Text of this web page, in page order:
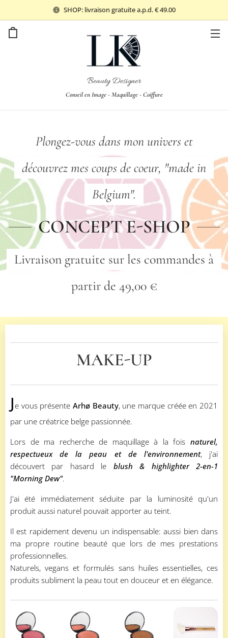
SHOP: livraison gratuite a.p.d. € 49.00
Beauty Designer
Conseil en Image - Maquillage - Coiffure
Plongez-vous dans mon univers et
découvrez mes coups de coeur, "made in
Belgium".
CONCEPT E-SHOP
Livraison gratuite sur les commandes à
partir de 49,00 €
MAKE-UP
Je vous présente Arhø Beauty, une marque créée en 2021
par une créatrice belge passionnée.
Lors de ma recherche de maquillage à la fois naturel,
respectueux de la peau et de l'environnement, j'ai
découvert par hasard le blush & highlighter 2-en-1
"Morning Dew".
J'ai été immédiatement séduite par la luminosité qu'un
produit aussi naturel pouvait apporter au teint.
Il est rapidement devenu un indispensable: aussi bien dans
ma propre routine beauté que lors de mes prestations
professionnelles.
Naturels, vegans et formulés sans huiles essentielles, ces
produits subliment la peau tout en douceur et en élégance.